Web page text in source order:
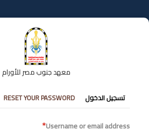
إلى
المحتوى
معهد جنوب مصر للأورام
التبويبات
الأساسية
تسجيل الدخول RESET YOUR PASSWORD
Username or email address